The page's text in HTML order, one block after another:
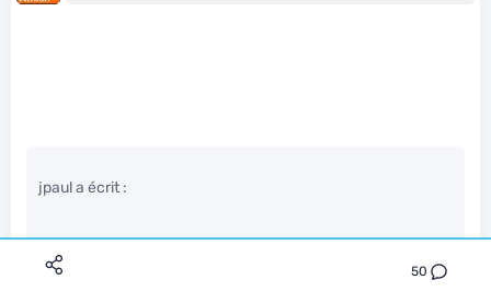
50
jpaul a écrit :
J’ai mal expliqué dans mon premier commentaire, c’est
plutôt du WebGL mais il est possible de faire du fallback sur